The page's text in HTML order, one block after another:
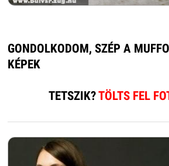
GONDOLKODOM, SZÉP A
KÉPEK
TETSZIK?TÖLTS FEL